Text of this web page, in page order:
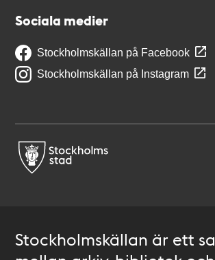
Sociala medier
Stockholmskällan på Facebook
Stockholmskällan på Instagram
Stockholmskällan är ett